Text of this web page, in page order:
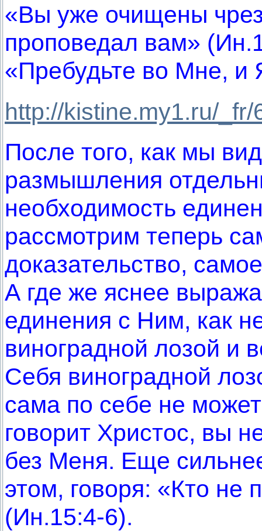
«Вы уже очищены
проповедал вам»
«Пребудьте во Мне, и
http://kistine.my1.ru/
После того, как мы
размышления
необходимость
рассмотрим теперь
доказательство,
А где же яснее
единения с Ним, как
виноградной лозой и
Себя виноградной
сама по себе не
говорит Христос, вы
без Меня. Еще
этом, говоря: «Кто не
(Ин.15:4-6).